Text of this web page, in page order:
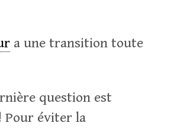
a une transition toute
question est
Pour éviter la